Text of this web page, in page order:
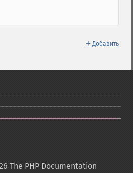
＋ Добавить
The PHP Documentation